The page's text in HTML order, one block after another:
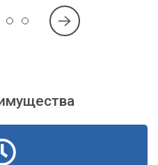
нового WiFi-адаптера или
с настольными
различных